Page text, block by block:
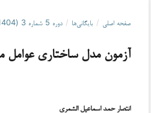
صفحه اصلی / بایگانی‌ها / دوره 5 شماره 3 (1404): پیاپی 20
آزمون مدل ساختاری عوامل
انتصار حمد اسماعیل الشمری